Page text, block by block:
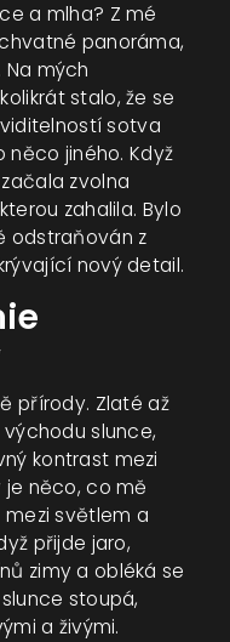
a mlha? Z mé
panoráma,
mých
stalo, že se
sotva
něco jiného. Když
zvolna
zahalila. Bylo
odstraňován z
nový detail.
přírody. Zlaté až
slunce,
kontrast mezi
něco, co mě
světlem a
přijde jaro,
zimy a obléká se
stoupá,
a živými.